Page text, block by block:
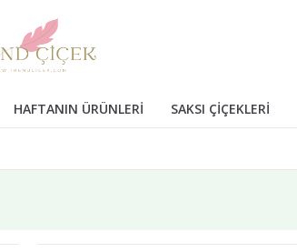
HAFTANIN ÜRÜNLERİ SAKSI ÇİÇEKLERİ